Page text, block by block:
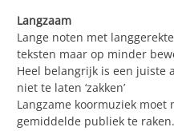
Langzaam
Lange noten met
teksten maar op minder
Heel belangrijk is een juiste
niet te laten ‘zakken’
Langzame koormuziek
gemiddelde publiek te raken.